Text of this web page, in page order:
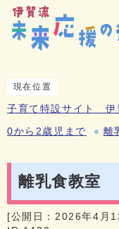
現在位置
子育て特設サイト 伊
0から2歳児まで 離
離乳食教室
[公開日：2026年4月